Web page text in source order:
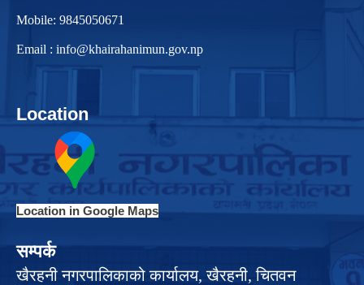
Mobile: 9845050671
Email : info@khairahanimun.gov.np
Location
Location in Google Maps
सम्पर्क
खैरहनी नगरपालिकाको कार्यालय, खैरहनी, चितवन